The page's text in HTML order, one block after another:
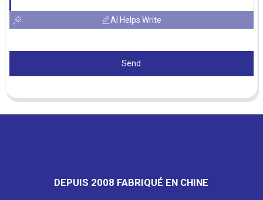
AI Helps Write
Send
DEPUIS 2008 FABRIQUÉ EN CHINE